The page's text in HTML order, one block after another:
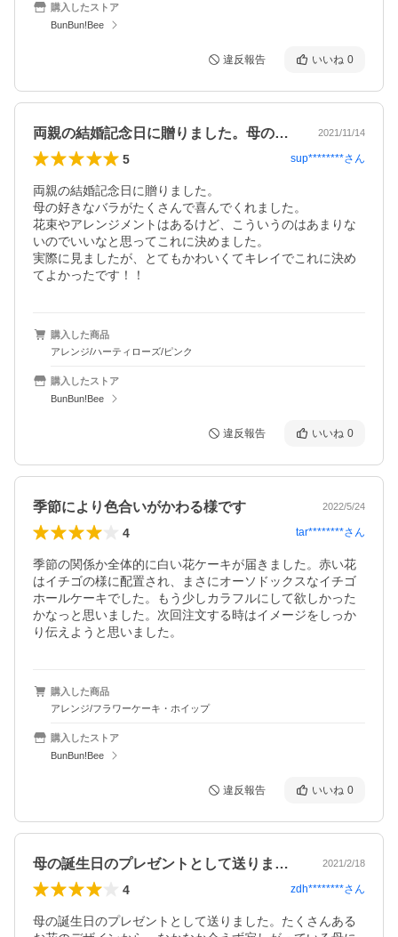
購入したストア
BunBun!Bee
違反報告 いいね 0
両親の結婚記念日に贈りました。母の好き… 2021/11/14
5 sup********さん
両親の結婚記念日に贈りました。
母の好きなバラがたくさんで喜んでくれました。
花束やアレンジメントはあるけど、こういうのはあまりな
いのでいいなと思ってこれに決めました。
実際に見ましたが、とてもかわいくてキレイでこれに決め
てよかったです！！
購入した商品
アレンジ/ハーティローズ/ピンク
購入したストア
BunBun!Bee
違反報告 いいね 0
季節により色合いがかわる様です 2022/5/24
4 tar********さん
季節の関係か全体的に白い花ケーキが届きました。赤い花
はイチゴの様に配置され、まさにオーソドックスなイチゴ
ホールケーキでした。もう少しカラフルにして欲しかった
かなっと思いました。次回注文する時はイメージをしっか
り伝えようと思いました。
購入した商品
アレンジ/フラワーケーキ・ホイップ
購入したストア
BunBun!Bee
違反報告 いいね 0
母の誕生日のプレゼントとして送りました… 2021/2/18
4 zdh********さん
母の誕生日のプレゼントとして送りました。たくさんある